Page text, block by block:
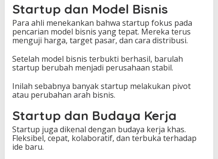
Startup dan Model Bisnis
Para ahli menekankan bahwa startup fokus pada
pencarian model bisnis yang tepat. Mereka terus
menguji harga, target pasar, dan cara distribusi.
Setelah model bisnis terbukti berhasil, barulah
startup berubah menjadi perusahaan stabil.
Inilah sebabnya banyak startup melakukan pivot
atau perubahan arah bisnis.
Startup dan Budaya Kerja
Startup juga dikenal dengan budaya kerja khas.
Fleksibel, cepat, kolaboratif, dan terbuka terhadap
ide baru.